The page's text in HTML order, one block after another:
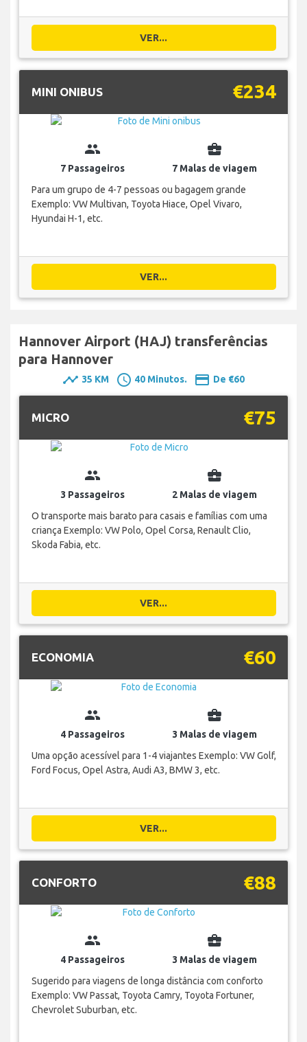
VER...
MINI ONIBUS €234
group
7 Passageiros
business_center
7 Malas de viagem
Para um grupo de 4-7 pessoas ou bagagem grande
Exemplo: VW Multivan, Toyota Hiace, Opel Vivaro,
Hyundai H-1, etc.
VER...
Hannover Airport (HAJ) transferências
para Hannover
timeline 35 KM schedule 40 Minutos. payment De €60
MICRO €75
group
3 Passageiros
business_center
2 Malas de viagem
O transporte mais barato para casais e famílias com uma
criança Exemplo: VW Polo, Opel Corsa, Renault Clio,
Skoda Fabia, etc.
VER...
ECONOMIA €60
group
4 Passageiros
business_center
3 Malas de viagem
Uma opção acessível para 1-4 viajantes Exemplo: VW Golf,
Ford Focus, Opel Astra, Audi A3, BMW 3, etc.
VER...
CONFORTO €88
group
4 Passageiros
business_center
3 Malas de viagem
Sugerido para viagens de longa distância com conforto
Exemplo: VW Passat, Toyota Camry, Toyota Fortuner,
Chevrolet Suburban, etc.